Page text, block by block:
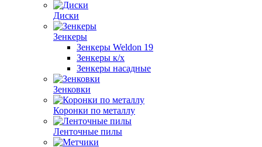
Диски
Зенкеры
Зенкеры Weldon 19
Зенкеры к/х
Зенкеры насадные
Зенковки
Коронки по металлу
Ленточные пилы